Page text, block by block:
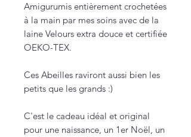
Amigurumis entièrement crochetées
à la main par mes soins avec de la
laine Velours extra douce et certifiée
OEKO-TEX.
Ces Abeilles raviront aussi bien les
petits que les grands :)
C'est le cadeau idéal et original
pour une naissance, un 1er Noël, un